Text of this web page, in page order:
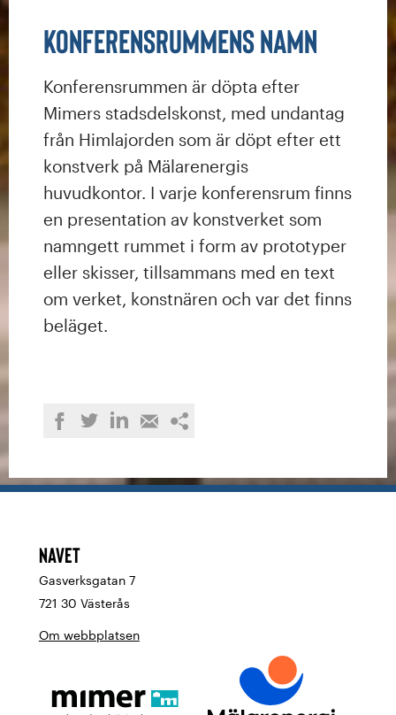
Konferensrummens namn
Konferensrummen är döpta efter
Mimers stadsdelskonst, med undantag
från Himlajorden som är döpt efter ett
konstverk på Mälarenergis
huvudkontor. I varje konferensrum finns
en presentation av konstverket som
namngett rummet i form av prototyper
eller skisser, tillsammans med en text
om verket, konstnären och var det finns
beläget.
DelaDelaDelaDela
post
Kopiera
Navet
Gasverksgatan 7
721 30 Västerås
Om webbplatsen